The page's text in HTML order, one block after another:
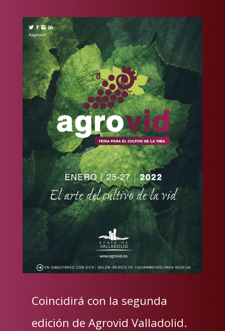
Coincidirá con la segunda
edición de Agrovid Valladolid.